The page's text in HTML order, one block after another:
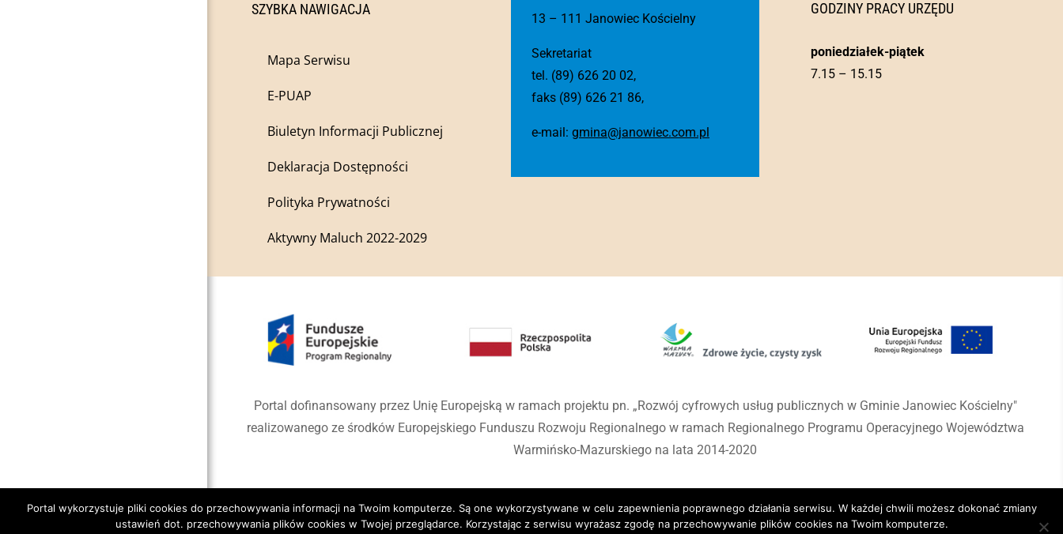
SZYBKA NAWIGACJA
Mapa Serwisu
E-PUAP
Biuletyn Informacji Publicznej
Deklaracja Dostępności
Polityka Prywatności
Aktywny Maluch 2022-2029
13 – 111 Janowiec Kościelny
Sekretariat
tel. (89) 626 20 02,
faks (89) 626 21 86,
e-mail: gmina@janowiec.com.pl
GODZINY PRACY URZĘDU
poniedziałek-piątek
7.15 – 15.15
Portal dofinansowany przez Unię Europejską w ramach projektu pn. „Rozwój cyfrowych usług publicznych w Gminie Janowiec Kościelny"
realizowanego ze środków Europejskiego Funduszu Rozwoju Regionalnego w ramach Regionalnego Programu Operacyjnego Województwa
Warmińsko-Mazurskiego na lata 2014-2020
Copyright 2020 Gmina Janowiec Kościelny
Portal wykorzystuje pliki cookies do przechowywania informacji na Twoim komputerze. Są one wykorzystywane w celu zapewnienia poprawnego działania serwisu. W każdej chwili możesz dokonać zmiany
ustawień dot. przechowywania plików cookies w Twojej przeglądarce. Korzystając z serwisu wyrażasz zgodę na przechowywanie plików cookies na Twoim komputerze.